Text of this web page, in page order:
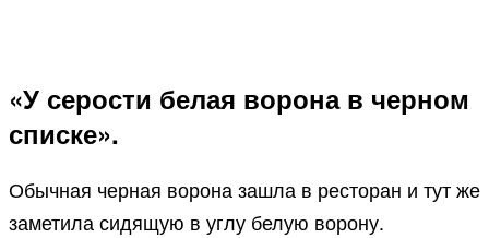
«У серости белая ворона в черном
списке».
Обычная черная ворона зашла в ресторан и тут же
заметила сидящую в углу белую ворону.